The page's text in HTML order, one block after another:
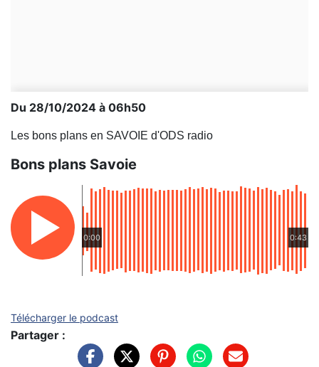
Du 28/10/2024 à 06h50
Les bons plans en SAVOIE d'ODS radio
Bons plans Savoie
0:00 0:43
Télécharger le podcast
Partager :